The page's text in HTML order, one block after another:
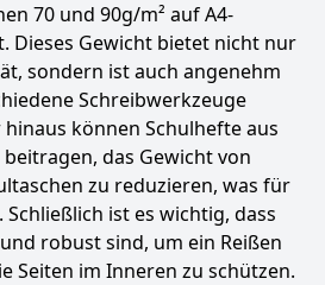
70 und 90g/m² auf A4-
Dieses Gewicht bietet nicht nur
sondern ist auch angenehm
Schreibwerkzeuge
können Schulhefte aus
das Gewicht von
zu reduzieren, was für
ist es wichtig, dass
robust sind, um ein Reißen
Seiten im Inneren zu schützen.